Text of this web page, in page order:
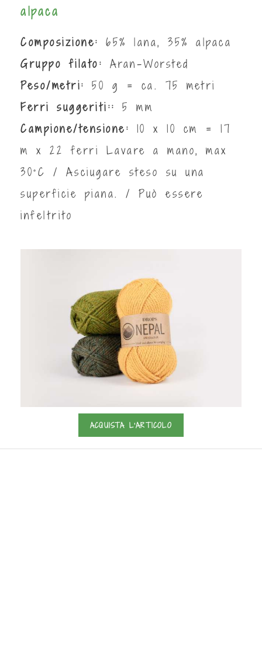
alpaca
Composizione: 65% lana, 35% alpaca
Gruppo filato: Aran-Worsted
Peso/metri: 50 g = ca. 75 metri
Ferri suggeriti:: 5 mm
Campione/tensione: 10 x 10 cm = 17
m x 22 ferri Lavare a mano, max
30°C / Asciugare steso su una
superficie piana. / Può essere
infeltrito
ACQUISTA L'ARTICOLO